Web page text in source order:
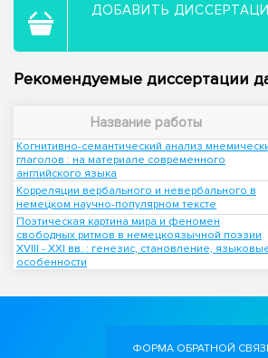
ДОБАВИТЬ
Рекомендуемые диссертации
Название работы
Когнитивно-семантический анализ
глаголов : на материале современного
английского языка
Корреляции вербального и невербального в
немецком научно-популярном тексте
Поэтическая картина мира и феномен
свободных ритмов в немецкоязычной поэзии
XVIII - XXI вв. : генезис, становление,
особенности
ФОРМА ОБРАТНОЙ